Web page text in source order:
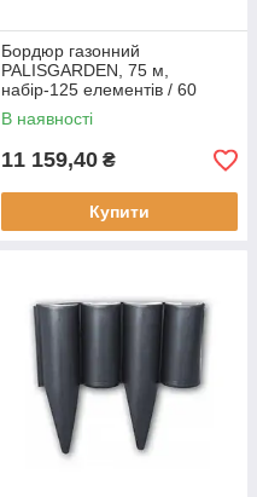
Бордюр газонний
PALISGARDEN, 75 м,
набір-125 елементів / 60
см*38 мм+300 кілочків
GeoPEG, коричневий,
В наявності
11 159,40 ₴
Купити